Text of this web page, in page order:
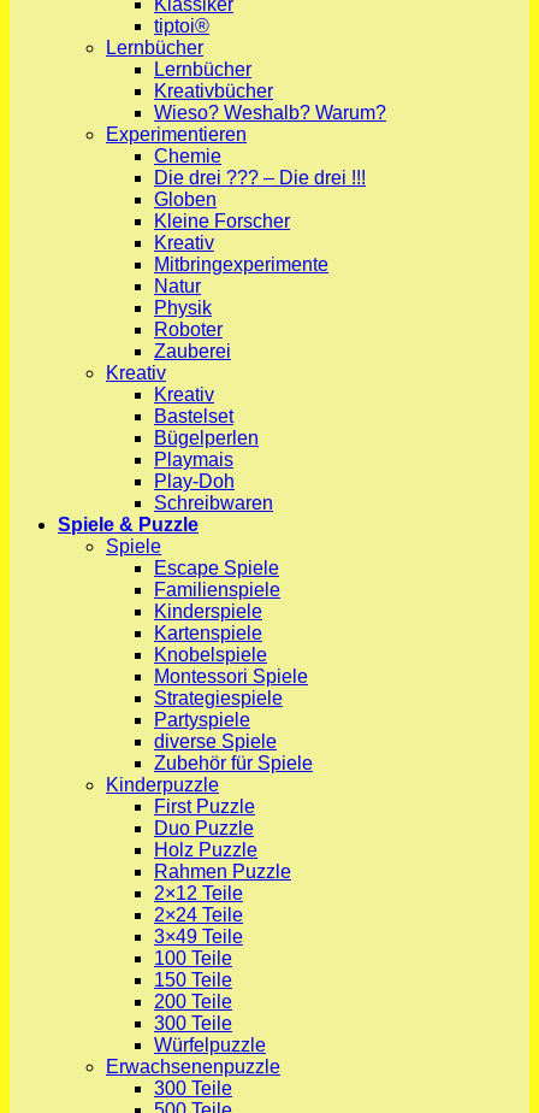
Klassiker
tiptoi®
Lernbücher
Lernbücher
Kreativbücher
Wieso? Weshalb? Warum?
Experimentieren
Chemie
Die drei ??? – Die drei !!!
Globen
Kleine Forscher
Kreativ
Mitbringexperimente
Natur
Physik
Roboter
Zauberei
Kreativ
Kreativ
Bastelset
Bügelperlen
Playmais
Play-Doh
Schreibwaren
Spiele & Puzzle
Spiele
Escape Spiele
Familienspiele
Kinderspiele
Kartenspiele
Knobelspiele
Montessori Spiele
Strategiespiele
Partyspiele
diverse Spiele
Zubehör für Spiele
Kinderpuzzle
First Puzzle
Duo Puzzle
Holz Puzzle
Rahmen Puzzle
2×12 Teile
2×24 Teile
3×49 Teile
100 Teile
150 Teile
200 Teile
300 Teile
Würfelpuzzle
Erwachsenenpuzzle
300 Teile